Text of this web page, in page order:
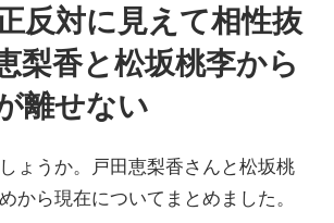
反対に見えて相性抜
梨香と松坂桃李から
離せない
ょうか。戸田恵梨香さんと松坂桃
から現在についてまとめました。